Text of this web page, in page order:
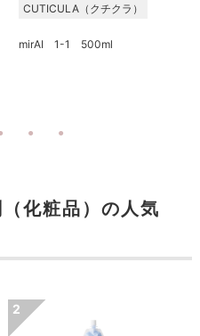
CUTICULA（クチクラ）
mirAI 1-1 500ml
化粧品）の人気